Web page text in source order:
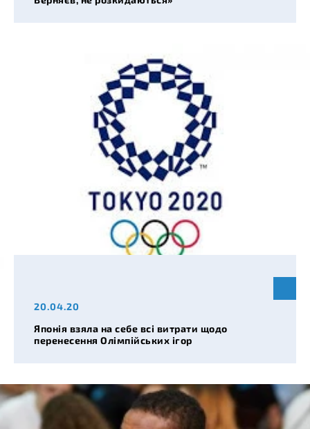
20.04.20
Японія взяла на себе всі витрати щодо
перенесення Олімпійських ігор